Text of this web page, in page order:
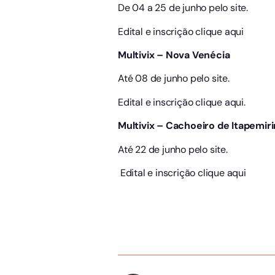
De 04 a 25 de junho pelo site.
Edital e inscrição clique aqui
Multivix – Nova Venécia
Até 08 de junho pelo site.
Edital e inscrição clique aqui.
Multivix – Cachoeiro de
Até 22 de junho pelo site.
Edital e inscrição clique aqui